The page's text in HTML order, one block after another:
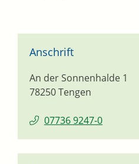
Anschrift
An der Sonnenhalde 1
78250Tengen
07736 9247-0